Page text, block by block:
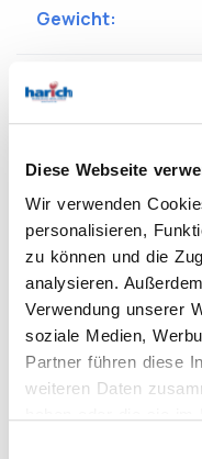
Diese Webseite
Wir verwenden
personalisieren,
zu können und die
analysieren.
Verwendung unserer
soziale Medien,
Partner führen diese
weiteren Daten
Gewicht:
Abmessungen: